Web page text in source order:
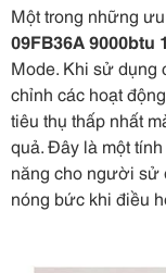
Một trong những
09FB36A 9000btu
Mode. Khi sử dụng
chỉnh các hoạt
tiêu thụ thấp nhất
quả. Đây là một
năng cho người sử
nóng bức khi điều